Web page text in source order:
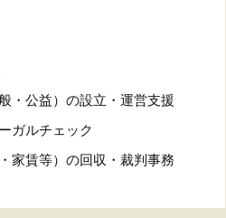
・公益）の設立・運営支援
ガルチェック
家賃等）の回収・裁判事務